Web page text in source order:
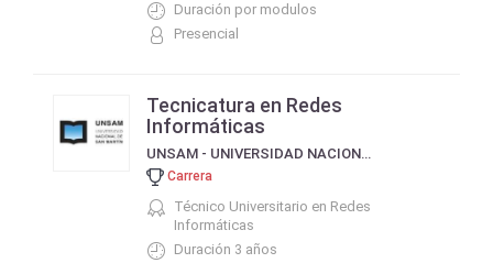
Duración por modulos
Presencial
Tecnicatura en Redes
Informáticas
UNSAM - UNIVERSIDAD NACIONAL DE SAN MARTÍN
Carrera
Técnico Universitario en Redes
Informáticas
Duración 3 años